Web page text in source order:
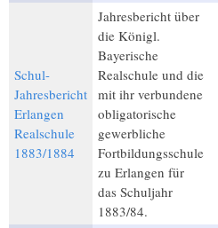
Schul-
Jahresbericht
Erlangen
Realschule
1883/1884
Jahresbericht über
die Königl.
Bayerische
Realschule und die
mit ihr verbundene
obligatorische
gewerbliche
Fortbildungsschule
zu Erlangen für
das Schuljahr
1883/84.